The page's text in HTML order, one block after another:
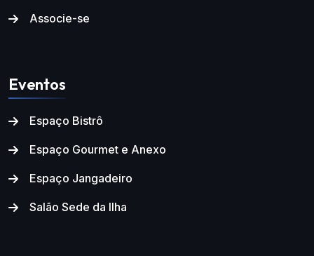
Associe-se
Eventos
Espaço Bistrô
Espaço Gourmet e Anexo
Espaço Jangadeiro
Salão Sede da Ilha